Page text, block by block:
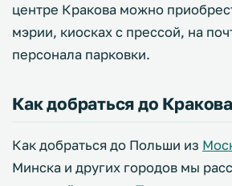
центре Кракова можно
мэрии, киосках с прессой, на
персонала парковки.
Как добраться до Кракова
Как добраться до Польши из
Минска и других городов мы